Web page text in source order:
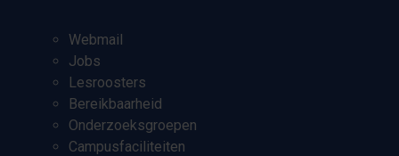
Webmail
Jobs
Lesroosters
Bereikbaarheid
Onderzoeksgroepen
Campusfaciliteiten